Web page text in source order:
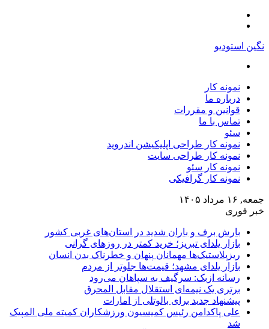
نگین استودیو
نمونه کار
درباره ما
قوانین و مقررات
تماس با ما
سئو
نمونه کار طراحی اپلیکیشن اندروید
نمونه کار طراحی سایت
نمونه کار سئو
نمونه کار گرافیکی
جمعه, ۱۶ مرداد ۱۴۰۵
خبر فوری
بارش برف و باران شدید در استان‌های غربی کشور
بازار یلدای تبریز؛ خرید کمتر در روزهای گرانی
ریزپلاستیک‌ها مهمانان پنهان و خطرناک بدن انسان
بازار یلدای مشهد؛ قیمت‌ها جلوتر از مردم
رسانه ازبک: سرگیف به سپاهان می‌رود
برتری یک نیمه‌ای استقلال مقابل المحرق
پیشنهاد جدید برای بالوتلی از امارات
علی پاکدامن رئیس کمیسیون ورزشکاران کمیته ملی المپیک
شد